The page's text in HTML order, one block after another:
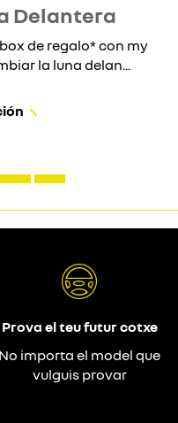
Delantera
de regalo* con my
la luna delan...
Prova el teu futur cotxe
No importa el model que
vulguis provar